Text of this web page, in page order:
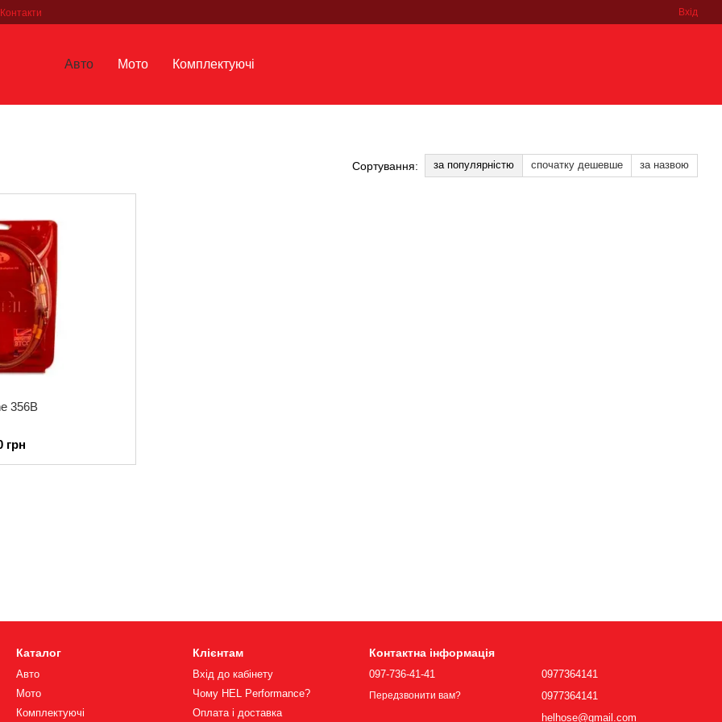
Контакти Вхід
Авто Мото Комплектуючі
Сортування: за популярністю спочатку дешевше за назвою
356B
грн
Каталог
Авто
Мото
Комплектуючі
Клієнтам
Вхід до кабінету
Чому HEL Performance?
Оплата і доставка
Контактна інформація
097-736-41-41
Передзвонити вам?
0977364141
0977364141
helhose@gmail.com